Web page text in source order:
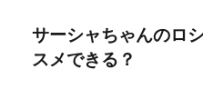
サーシャちゃんのロ
スメできる？